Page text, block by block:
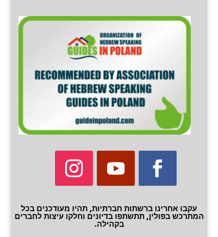
עקבו אחרינו ברשתות חברתיות, תהיו מעודכנים בכל
המתרכש בפולין, תתשתפו בדיונים וחלקו עיצות לחברים
בקהילה.